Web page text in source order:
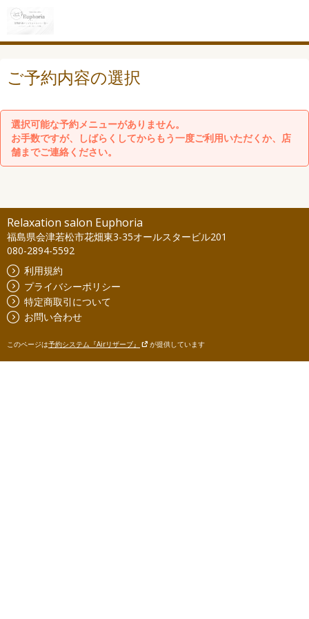
ご予約内容の選択
選択可能な予約メニューがありません。
お手数ですが、しばらくしてからもう一度ご利用いただくか、店
舗までご連絡ください。
Relaxation salon Euphoria
福島県会津若松市花畑東3-35オールスタービル201
080-2894-5592
利用規約
プライバシーポリシー
特定商取引について
お問い合わせ
このページは予約システム『Airリザーブ』 が提供しています